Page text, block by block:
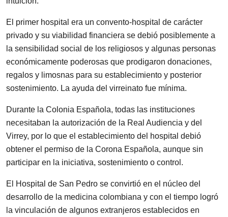
El primer hospital era un convento-hospital de carácter
privado y su viabilidad financiera se debió posiblemente a
la sensibilidad social de los religiosos y algunas personas
económicamente poderosas que prodigaron donaciones,
regalos y limosnas para su establecimiento y posterior
sostenimiento. La ayuda del virreinato fue mínima.
Durante la Colonia Española, todas las instituciones
necesitaban la autorización de la Real Audiencia y del
Virrey, por lo que el establecimiento del hospital debió
obtener el permiso de la Corona Española, aunque sin
participar en la iniciativa, sostenimiento o control.
El Hospital de San Pedro se convirtió en el núcleo del
desarrollo de la medicina colombiana y con el tiempo logró
la vinculación de algunos extranjeros establecidos en